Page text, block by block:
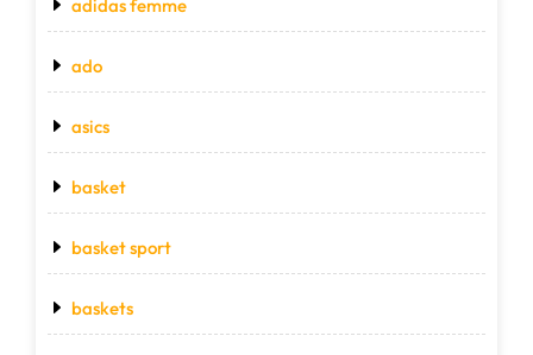
adidas femme
ado
asics
basket
basket sport
baskets